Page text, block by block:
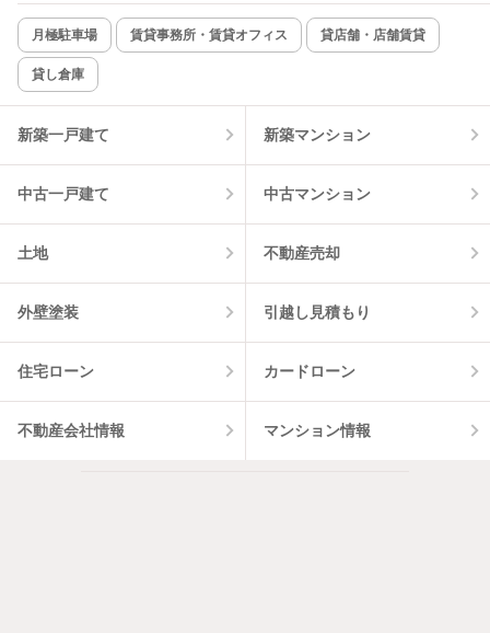
月極駐車場 賃貸事務所・賃貸オフィス 貸店舗・店舗賃貸
貸し倉庫
新築一戸建て 新築マンション
中古一戸建て 中古マンション
土地 不動産売却
外壁塗装 引越し見積もり
住宅ローン カードローン
不動産会社情報 マンション情報